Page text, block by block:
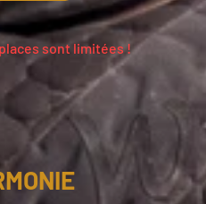
sont limitées !